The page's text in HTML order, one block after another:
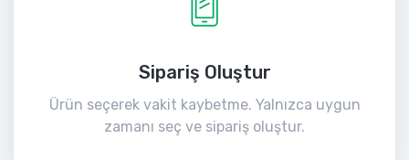
Sipariş Oluştur
Ürün seçerek vakit kaybetme. Yalnızca uygun
zamanı seç ve sipariş oluştur.